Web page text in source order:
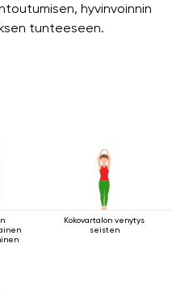
hyvinvoinnin
tunteeseen.
Kokovartalon venytys
seisten